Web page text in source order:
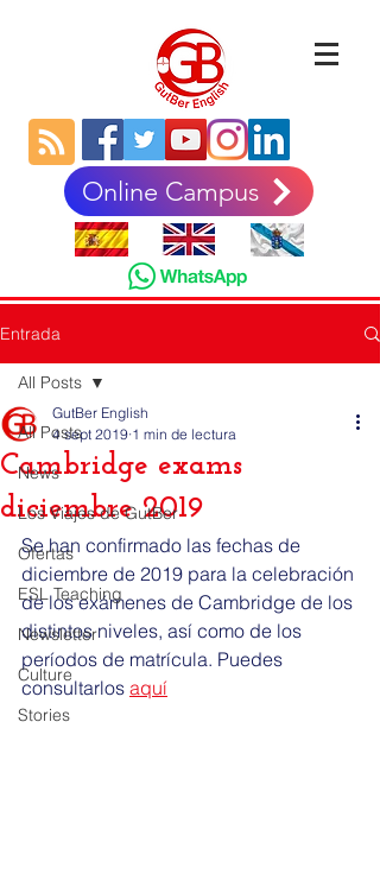
Online Campus
Entrada
All Posts
News
Los Viajes de GutBer
Ofertas
ESL Teaching
Newsletter
Culture
Stories
All Posts
Cambridge exams
diciembre 2019
GutBer English
4 sept 2019 1 min de lectura
Se han confirmado las fechas de
diciembre de 2019 para la celebración
de los exámenes de Cambridge de los
distintos niveles, así como de los
períodos de matrícula. Puedes
consultarlos aquí